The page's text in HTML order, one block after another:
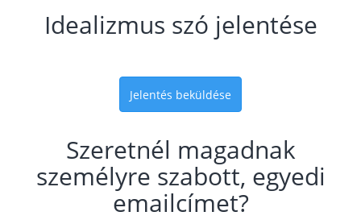
Idealizmus szó jelentése
Jelentés beküldése
Szeretnél magadnak
személyre szabott, egyedi
emailcímet?